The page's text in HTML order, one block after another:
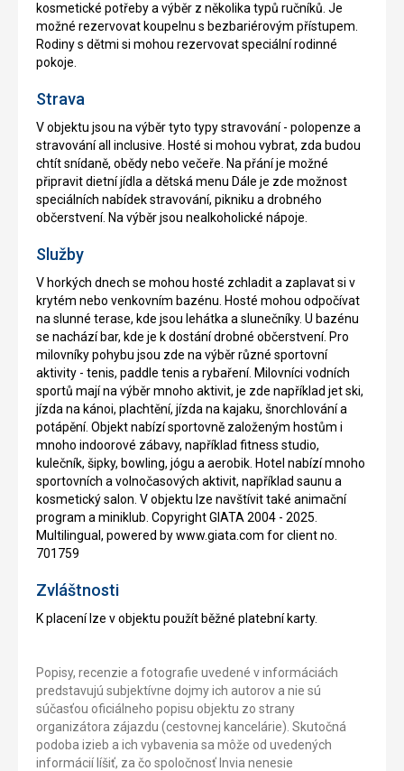
kosmetické potřeby a výběr z několika typů ručníků. Je
možné rezervovat koupelnu s bezbariérovým přístupem.
Rodiny s dětmi si mohou rezervovat speciální rodinné
pokoje.
Strava
V objektu jsou na výběr tyto typy stravování - polopenze a
stravování all inclusive. Hosté si mohou vybrat, zda budou
chtít snídaně, obědy nebo večeře. Na přání je možné
připravit dietní jídla a dětská menu Dále je zde možnost
speciálních nabídek stravování, pikniku a drobného
občerstvení. Na výběr jsou nealkoholické nápoje.
Služby
V horkých dnech se mohou hosté zchladit a zaplavat si v
krytém nebo venkovním bazénu. Hosté mohou odpočívat
na slunné terase, kde jsou lehátka a slunečníky. U bazénu
se nachází bar, kde je k dostání drobné občerstvení. Pro
milovníky pohybu jsou zde na výběr různé sportovní
aktivity - tenis, paddle tenis a rybaření. Milovníci vodních
sportů mají na výběr mnoho aktivit, je zde například jet ski,
jízda na kánoi, plachtění, jízda na kajaku, šnorchlování a
potápění. Objekt nabízí sportovně založeným hostům i
mnoho indoorové zábavy, například fitness studio,
kulečník, šipky, bowling, jógu a aerobik. Hotel nabízí mnoho
sportovních a volnočasových aktivit, například saunu a
kosmetický salon. V objektu lze navštívit také animační
program a miniklub. Copyright GIATA 2004 - 2025.
Multilingual, powered by www.giata.com for client no.
701759
Zvláštnosti
K placení lze v objektu použít běžné platební karty.
Popisy, recenzie a fotografie uvedené v informáciách
predstavujú subjektívne dojmy ich autorov a nie sú
súčasťou oficiálneho popisu objektu zo strany
organizátora zájazdu (cestovnej kancelárie). Skutočná
podoba izieb a ich vybavenia sa môže od uvedených
informácií líšiť, za čo spoločnosť Invia nenesie